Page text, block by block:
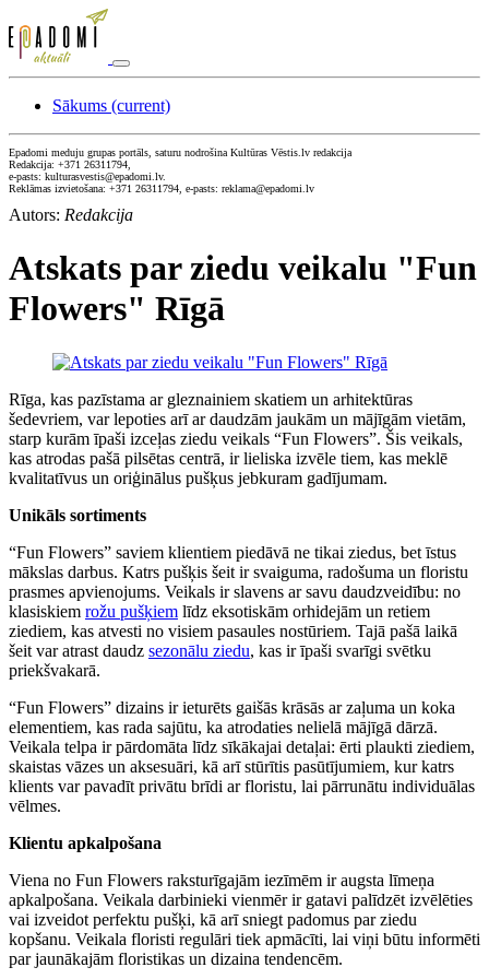
Sākums (current)
Epadomi meduju grupas portāls, saturu nodrošina Kultūras Vēstis.lv redakcija
Redakcija: +371 26311794,
e-pasts: kulturasvestis@epadomi.lv.
Reklāmas izvietošana: +371 26311794, e-pasts: reklama@epadomi.lv
Autors: Redakcija
Atskats par ziedu veikalu "Fun
Flowers" Rīgā
Rīga, kas pazīstama ar gleznainiem skatiem un arhitektūras
šedevriem, var lepoties arī ar daudzām jaukām un mājīgām vietām,
starp kurām īpaši izceļas ziedu veikals “Fun Flowers”. Šis veikals,
kas atrodas pašā pilsētas centrā, ir lieliska izvēle tiem, kas meklē
kvalitatīvus un oriģinālus pušķus jebkuram gadījumam.
Unikāls sortiments
“Fun Flowers” saviem klientiem piedāvā ne tikai ziedus, bet īstus
mākslas darbus. Katrs pušķis šeit ir svaiguma, radošuma un floristu
prasmes apvienojums. Veikals ir slavens ar savu daudzveidību: no
klasiskiem rožu pušķiem līdz eksotiskām orhidejām un retiem
ziediem, kas atvesti no visiem pasaules nostūriem. Tajā pašā laikā
šeit var atrast daudz sezonālu ziedu, kas ir īpaši svarīgi svētku
priekšvakarā.
“Fun Flowers” dizains ir ieturēts gaišās krāsās ar zaļuma un koka
elementiem, kas rada sajūtu, ka atrodaties nelielā mājīgā dārzā.
Veikala telpa ir pārdomāta līdz sīkākajai detaļai: ērti plaukti ziediem,
skaistas vāzes un aksesuāri, kā arī stūrītis pasūtījumiem, kur katrs
klients var pavadīt privātu brīdi ar floristu, lai pārrunātu individuālas
vēlmes.
Klientu apkalpošana
Viena no Fun Flowers raksturīgajām iezīmēm ir augsta līmeņa
apkalpošana. Veikala darbinieki vienmēr ir gatavi palīdzēt izvēlēties
vai izveidot perfektu pušķi, kā arī sniegt padomus par ziedu
kopšanu. Veikala floristi regulāri tiek apmācīti, lai viņi būtu informēti
par jaunākajām floristikas un dizaina tendencēm.